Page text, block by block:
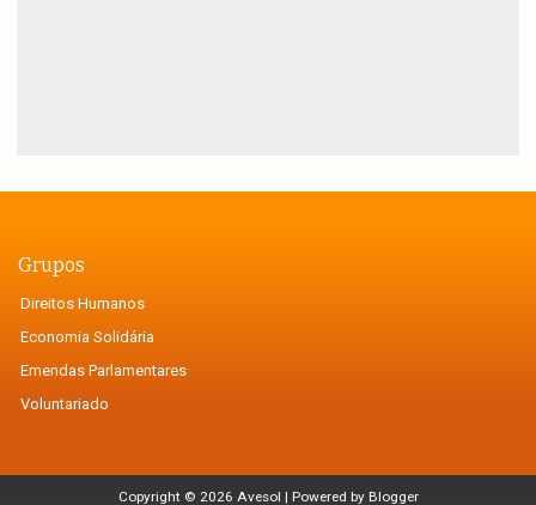
Grupos
Direitos Humanos
Economia Solidária
Emendas Parlamentares
Voluntariado
Copyright © 2026 Avesol | Powered by Blogger